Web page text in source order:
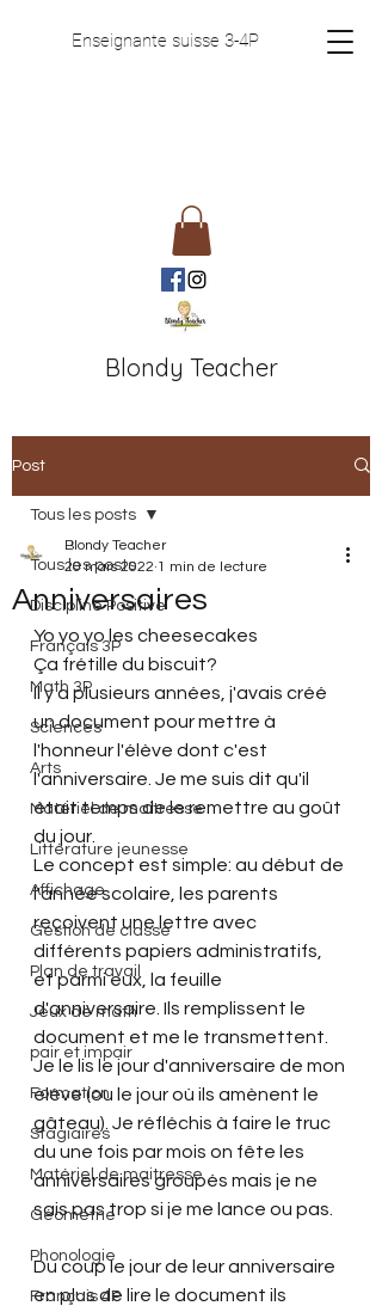
Enseignante suisse 3-4P
Blondy Teacher
Post
Tous les posts
Discipline Positive
Français 3P
Math 3P
Sciences
Arts
Matériel de maitresse
Littérature jeunesse
Affichage
Gestion de classe
Plan de travail
Jeux de math
pair et impair
Formation
Stagiaires
Matériel de maitresse
Géométrie
Phonologie
Français 4P
Tous les posts
Anniversaires
Blondy Teacher
20 mars 2022 1 min de lecture
Yo yo yo les cheesecakes
Ça frétille du biscuit?
Il y a plusieurs années, j'avais créé
un document pour mettre à
l'honneur l'élève dont c'est
l'anniversaire. Je me suis dit qu'il
était temps de le remettre au goût
du jour.
Le concept est simple: au début de
l'année scolaire, les parents
reçoivent une lettre avec
différents papiers administratifs,
et parmi eux, la feuille
d'anniversaire. Ils remplissent le
document et me le transmettent.
Je le lis le jour d'anniversaire de mon
élève (ou le jour où ils amènent le
gâteau). Je réfléchis à faire le truc
du une fois par mois on fête les
anniversaires groupés mais je ne
sais pas trop si je me lance ou pas.
Du coup le jour de leur anniversaire
en plus de lire le document ils